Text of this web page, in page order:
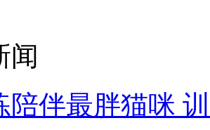
闻
陪伴最胖猫咪